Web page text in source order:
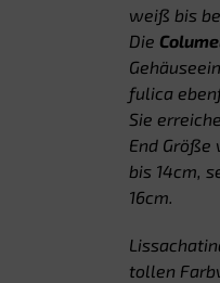
weiß bis
Die
fulica
Sie
End Größe
bis 14cm,
16cm.
tollen